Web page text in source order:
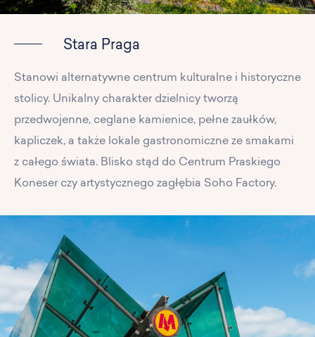
Stara Praga
Stanowi alternatywne centrum kulturalne i historyczne
stolicy. Unikalny charakter dzielnicy tworzą
przedwojenne, ceglane kamienice, pełne zaułków,
kapliczek, a także lokale gastronomiczne ze smakami
z całego świata. Blisko stąd do Centrum Praskiego
Koneser czy artystycznego zagłębia Soho Factory.